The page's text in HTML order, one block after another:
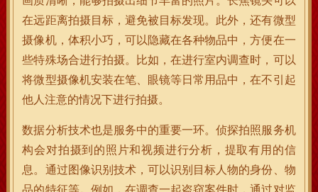
在远距离拍摄目标，避免被目标发现。此外，还有微型
摄像机，体积小巧，可以隐藏在各种物品中，方便在一
些特殊场合进行拍摄。比如，在进行室内调查时，可以
将微型摄像机安装在笔、眼镜等日常用品中，在不引起
他人注意的情况下进行拍摄。
数据分析技术也是服务中的重要一环。侦探拍照服务机
构会对拍摄到的照片和视频进行分析，提取有用的信
息。通过图像识别技术，可以识别目标人物的身份、物
品的特征等。例如，在调查一起盗窃案件时，通过对监